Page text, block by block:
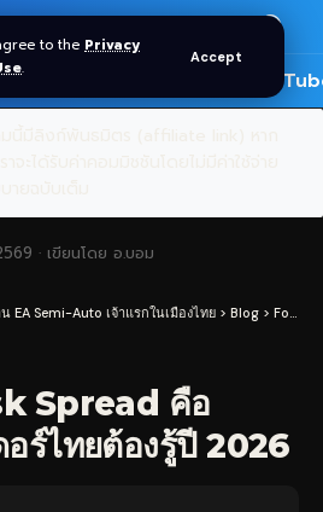
to the Privacy
.
Accept
🎬
· เขียนโดย อ.บอม
EA Semi-Auto เจ้าแรกในเมืองไทย > Blog > Forex Trading
Spread คือ
อร์ไทยต้องรู้ปี 2026